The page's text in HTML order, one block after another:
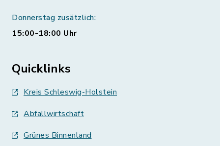
Donnerstag zusätzlich:
15:00-18:00 Uhr
Quicklinks
Kreis Schleswig-Holstein
Abfallwirtschaft
Grünes Binnenland